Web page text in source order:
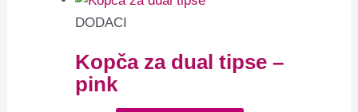
DODACI
Kopča za dual tipse –
pink